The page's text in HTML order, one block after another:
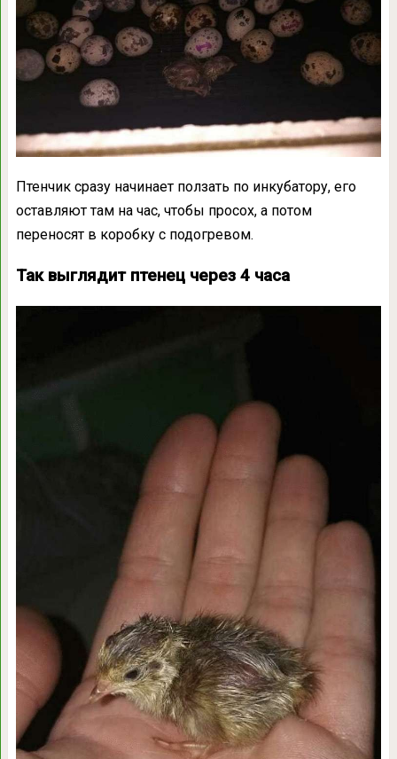
Птенчик сразу начинает ползать по инкубатору, его
оставляют там на час, чтобы просох, а потом
переносят в коробку с подогревом.
Так выглядит птенец через 4 часа